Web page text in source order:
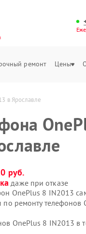
ремонт Цены
в Ярославле
руб.
даже при отказе
OnePlus 8 IN2013
по ремонту
OnePlus 8 IN2013 в